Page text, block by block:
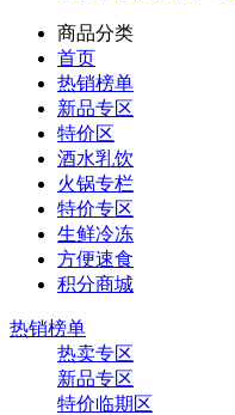
商品分类
首页
热销榜单
新品专区
特价区
酒水乳饮
火锅专栏
特价专区
生鲜冷冻
方便速食
积分商城
热销榜单
热卖专区
新品专区
特价临期区